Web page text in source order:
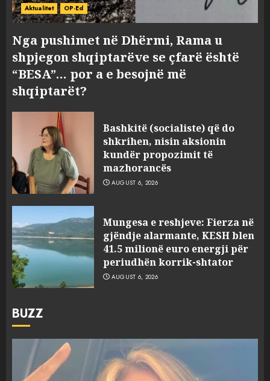
Aktualitet OP-Ed
Nga pushimet në Dhërmi, Rama u
shpjegon shqiptarëve se çfarë është
“BESA”… por a e besojnë më
shqiptarët?
Bashkitë (socialiste) që do
shkrihen, nisin aksionin
kundër propozimit të
mazhorancës
AUGUST 6, 2026
Mungesa e reshjeve: Fierza në
gjëndje alarmante, KESH blen
41.5 milionë euro energji për
periudhën korrik-shtator
AUGUST 6, 2026
BUZZ